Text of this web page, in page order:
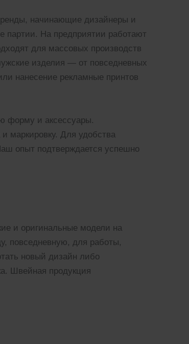
начинающие дизайнеры и
партии. На предприятии работают
для массовых производств
изделия — от повседневных
нанесение рекламные принтов
форму и аксессуары.
маркировку. Для удобства
опыт подтверждается успешно
и оригинальные модели на
повседневную, для работы,
новый дизайн либо
Швейная продукция